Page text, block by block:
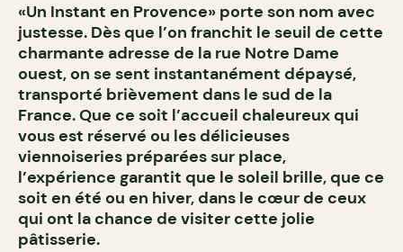
«Un Instant en Provence» porte son nom avec
justesse. Dès que l’on franchit le seuil de cette
charmante adresse de la rue Notre Dame
ouest, on se sent instantanément dépaysé,
transporté brièvement dans le sud de la
France. Que ce soit l’accueil chaleureux qui
vous est réservé ou les délicieuses
viennoiseries préparées sur place,
l’expérience garantit que le soleil brille, que ce
soit en été ou en hiver, dans le cœur de ceux
qui ont la chance de visiter cette jolie
pâtisserie.